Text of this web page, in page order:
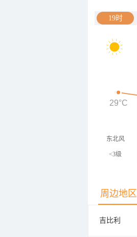
19时
东北风
<3级
29°C
周边地区
吉比利